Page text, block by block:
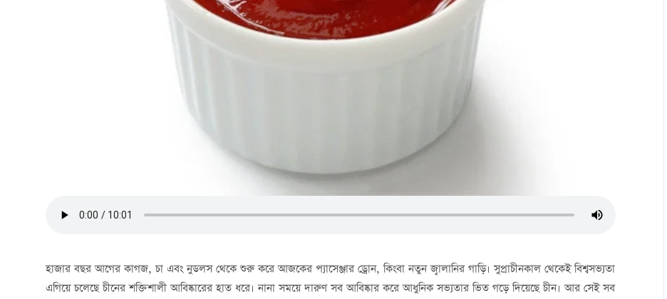
হাজার বছর আগের কাগজ, চা এবং নুডলস থেকে শুরু করে আজকের প্যাসেঞ্জার ড্রোন, কিংবা নতুন জ্বালানির গাড়ি। সুপ্রাচীনকাল থেকেই বিশ্বসভ্যতা
এগিয়ে চলেছে চীনের শক্তিশালী আবিষ্কারের হাত ধরে। নানা সময়ে দারুণ সব আবিষ্কার করে আধুনিক সভ্যতার ভিত গড়ে দিয়েছে চীন। আর সেই সব